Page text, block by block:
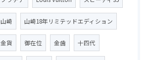
山崎 山崎18年リミテッドエディション
金貨 御在位 金歯 十四代